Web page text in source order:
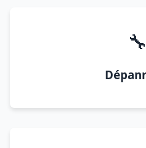
🔧